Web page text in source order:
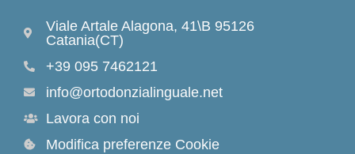
Viale Artale Alagona, 41\B 95126
Catania(CT)
+39 095 7462121
info@ortodonzialinguale.net
Lavora con noi
Modifica preferenze Cookie